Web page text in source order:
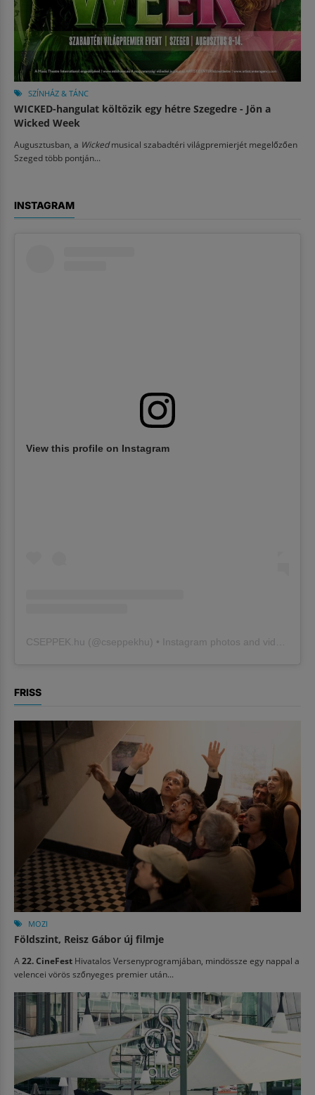
SZÍNHÁZ & TÁNC
WICKED-hangulat költözik egy hétre Szegedre - Jön a
Wicked Week
Augusztusban, a Wickedmusical szabadtéri világpremierjét megelőzően
Szeged több pontján...
INSTAGRAM
View this profile on Instagram
CSEPPEK.hu (@cseppekhu ) • Instagram photos and videos
FRISS
MOZI
Földszint, Reisz Gábor új filmje
A 22. CineFest Hivatalos Versenyprogramjában, mindössze egy nappal a
velencei vörös szőnyeges premier után...